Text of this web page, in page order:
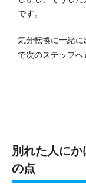
です。
気分転換に一緒
で次のステップへ
別れた人に
の点